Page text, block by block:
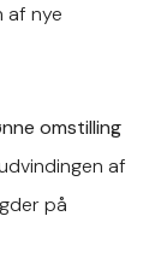
af nye
omstilling
af
på